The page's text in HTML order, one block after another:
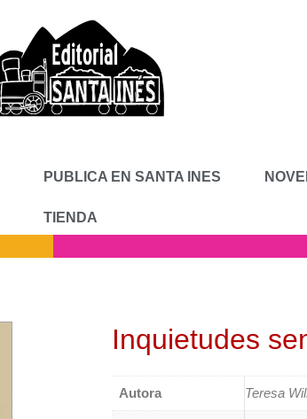
PUBLICA EN SANTA INES
TIENDA
Inquietudes
Autora Teresa